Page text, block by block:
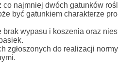
co najmniej dwóch gatunków
być gatunkiem charakterze
wypasu i koszenia oraz
zgłoszonych do realizacji